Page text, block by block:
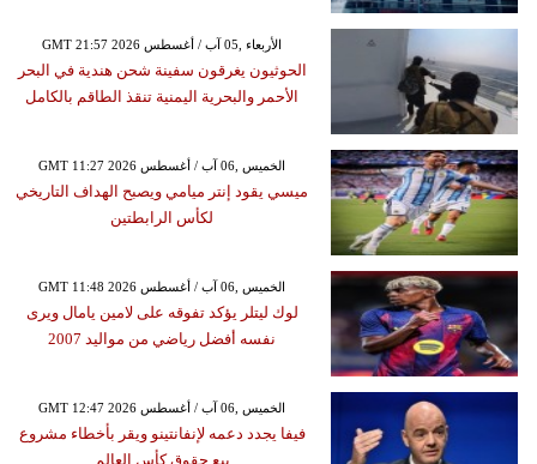
GMT 21:57 2026 الأربعاء ,05 آب / أغسطس
الحوثيون يغرقون سفينة شحن هندية في البحر
الأحمر والبحرية اليمنية تنقذ الطاقم بالكامل
GMT 11:27 2026 الخميس ,06 آب / أغسطس
ميسي يقود إنتر ميامي ويصبح الهداف التاريخي
لكأس الرابطتين
GMT 11:48 2026 الخميس ,06 آب / أغسطس
لوك ليتلر يؤكد تفوقه على لامين يامال ويرى
نفسه أفضل رياضي من مواليد 2007
GMT 12:47 2026 الخميس ,06 آب / أغسطس
فيفا يجدد دعمه لإنفانتينو ويقر بأخطاء مشروع
بيع حقوق كأس العالم